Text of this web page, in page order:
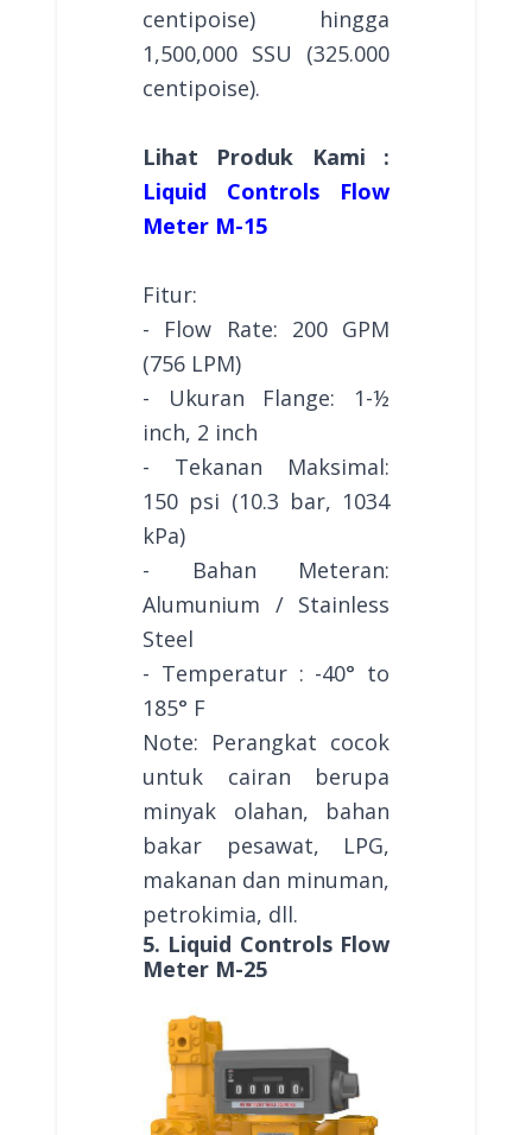
centipoise) hingga
1,500,000 SSU (325.000
centipoise).
Lihat Produk Kami :
Liquid Controls Flow
Meter M-15
Fitur:
- Flow Rate: 200 GPM
(756 LPM)
- Ukuran Flange: 1-½
inch, 2 inch
- Tekanan Maksimal:
150 psi (10.3 bar, 1034
kPa)
- Bahan Meteran:
Alumunium / Stainless
Steel
- Temperatur : -40° to
185° F
Note: Perangkat cocok
untuk cairan berupa
minyak olahan, bahan
bakar pesawat, LPG,
makanan dan minuman,
petrokimia, dll.
5. Liquid Controls Flow
Meter M-25